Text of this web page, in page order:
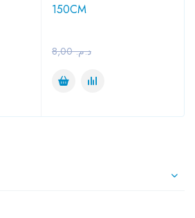
150CM
د.م.8,00